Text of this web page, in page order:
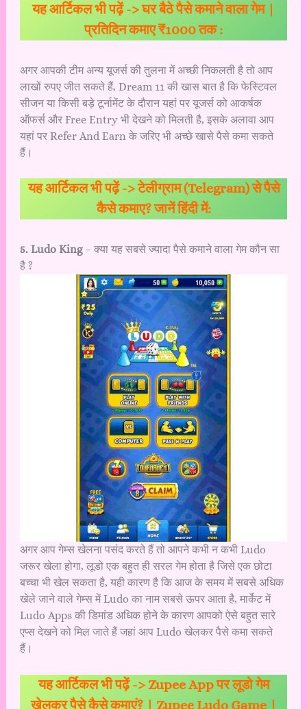
यह आर्टिकल भी पढ़ें ->घर बैठे पैसे कमाने वाला गेम |
प्रतिदिन कमाए ₹1000 तक :
अगर आपकी टीम अन्य यूजर्स की तुलना में अच्छी निकलती है तो आप
लाखों रुपए जीत सकते हैं, Dream 11 की खास बात है कि फेस्टिवल
सीजन या किसी बड़े टूर्नामेंट के दौरान यहां पर यूजर्स को आकर्षक
ऑफर्स और Free Entry भी देखने को मिलती है, इसके अलावा आप
यहां पर Refer And Earn के जरिए भी अच्छे खासे पैसे कमा सकते
हैं।
यह आर्टिकल भी पढ़ें ->टेलीग्राम (Telegram) से पैसे
कैसे कमाए? जानें हिंदी में:
5. Ludo King– क्या यह सबसे ज्यादा पैसे कमाने वाला गेम कौन सा
है ?
अगर आप गेम्स खेलना पसंद करते हैं तो आपने कभी न कभी Ludo
जरूर खेला होगा, लूडो एक बहुत ही सरल गेम होता है जिसे एक छोटा
बच्चा भी खेल सकता है, यही कारण है कि आज के समय में सबसे अधिक
खेले जाने वाले गेम्स में Ludo का नाम सबसे ऊपर आता है, मार्केट में
Ludo Apps की डिमांड अधिक होने के कारण आपको ऐसे बहुत सारे
एप्स देखने को मिल जाते हैं जहां आप Ludo खेलकर पैसे कमा सकते
हैं।
यह आर्टिकल भी पढ़ें ->Zupee App पर लूडो गेम
खेलकर पैसे कैसे कमाएं? | Zupee Ludo Game |